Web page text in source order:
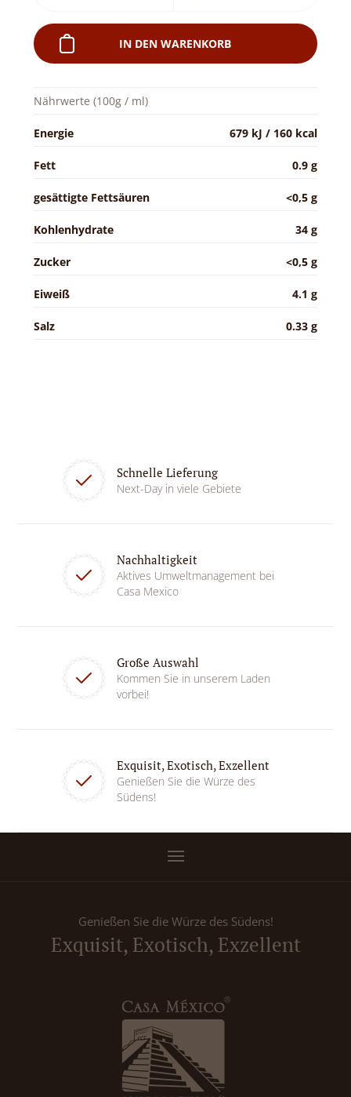
IN DEN WARENKORB
Nährwerte (100g / ml)
Energie 679 kJ / 160 kcal
Fett 0.9 g
gesättigte Fettsäuren <0,5 g
Kohlenhydrate 34 g
Zucker <0,5 g
Eiweiß 4.1 g
Salz 0.33 g
Schnelle Lieferung
Next-Day in viele Gebiete
Nachhaltigkeit
Aktives Umweltmanagement bei
Casa Mexico
Große Auswahl
Kommen Sie in unserem Laden
vorbei!
Exquisit, Exotisch, Exzellent
Genießen Sie die Würze des
Südens!
Genießen Sie die Würze des Südens!
Exquisit, Exotisch, Exzellent